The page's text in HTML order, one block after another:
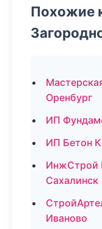
Похожие
Оренбург
ИП
ИП Бетон
ИнжСтрой
Сахалинск
Иваново